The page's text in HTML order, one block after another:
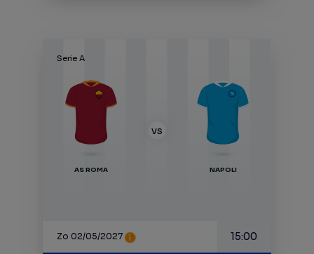
Serie A
AS ROMA NAPOLI
VS
Zo 02/05/2027 15:00